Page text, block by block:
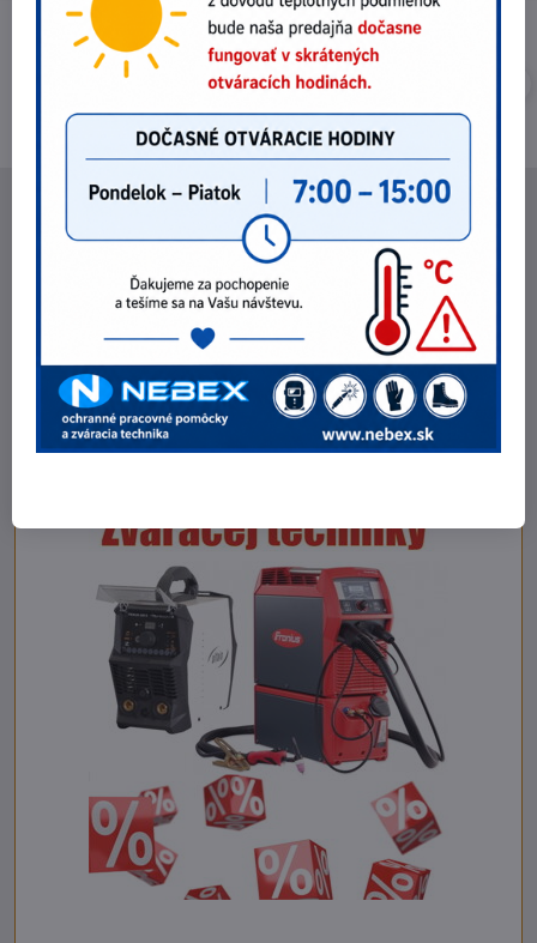
Fakturačné údaje
Fotogaléria
POZRI NA ZĽAVY !